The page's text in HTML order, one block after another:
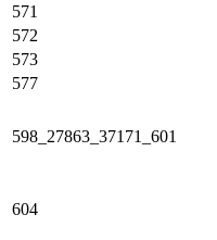
571
572
573
577
598_27863_37171_601
604